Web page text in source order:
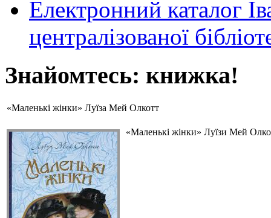
Електронний каталог
централізованої
Знайомтесь: книжка!
«Маленькі жінки» Луїза Мей Олкотт
«Маленькі жінки» Луїзи Мей